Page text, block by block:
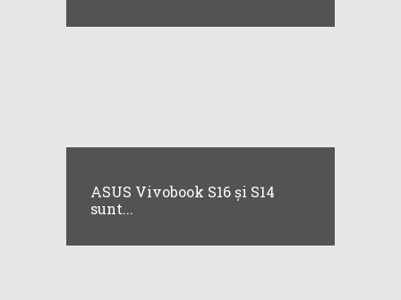
ASUS Vivobook S16 și S14
sunt...